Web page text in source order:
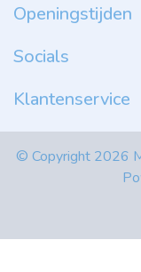
Openingstijden
Socials
Klantenservice
© Copyright 2026